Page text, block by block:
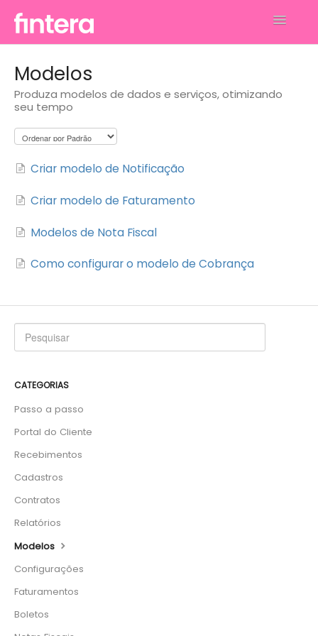
Toggle
Financeiro
Gerenciar Perfil e Conta
Contato
Modelos
Produza modelos de dados e serviços, otimizando
seu tempo
Criar modelo de Notificação
Criar modelo de Faturamento
Modelos de Nota Fiscal
Como configurar o modelo de Cobrança
CATEGORIAS
Passo a passo
Portal do Cliente
Recebimentos
Cadastros
Contratos
Relatórios
Modelos
Configurações
Faturamentos
Boletos